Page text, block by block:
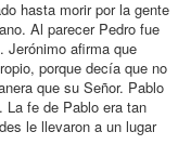
hasta morir por la gente
Al parecer Pedro fue
Jerónimo afirma que
porque decía que no
que su Señor. Pablo
La fe de Pablo era tan
le llevaron a un lugar